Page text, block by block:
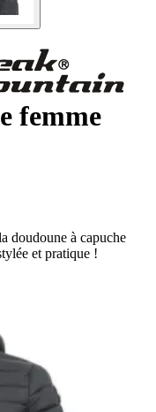
femme
doudoune à capuche
et pratique !